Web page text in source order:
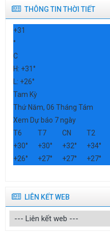
THÔNG TIN THỜI TIẾT
+31
°
C
H: +31°
L: +26°
Tam Kỳ
Thứ Năm, 06 Tháng Tám
Xem Dự báo 7 ngày
T6
T7 CN T2
+30° +30° +32° +34°
+26° +27° +27° +27°
LIÊN KẾT WEB